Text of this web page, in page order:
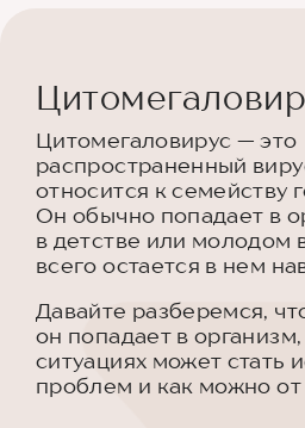
Цитомегаловирус — это
распространенный
относится к семейству
Он обычно попадает в
в детстве или молодом
всего остается в нем
Давайте разберемся,
он попадает в организм,
ситуациях может стать
проблем и как можно от